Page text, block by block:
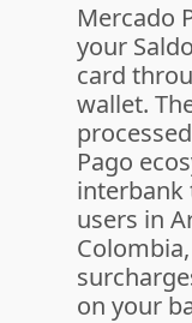
Mercado
your
card
wallet.
Pago
interbank
users in
on your